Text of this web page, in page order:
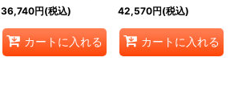
36,740円(税込)
カートに入れる
42,570円(税込)
カートに入れる